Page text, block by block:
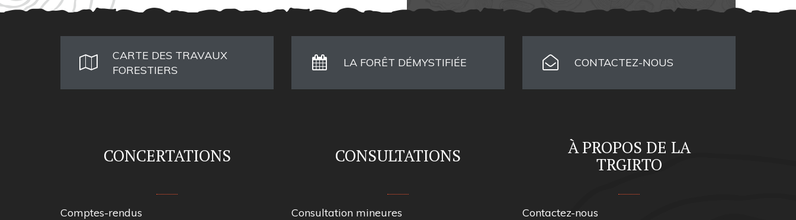
CARTE DES TRAVAUX
FORESTIERS
LA FORÊT DÉMYSTIFIÉE CONTACTEZ-NOUS
CONCERTATIONS
Comptes-rendus
CONSULTATIONS
Consultation mineures
À PROPOS DE LA
TRGIRTO
Contactez-nous